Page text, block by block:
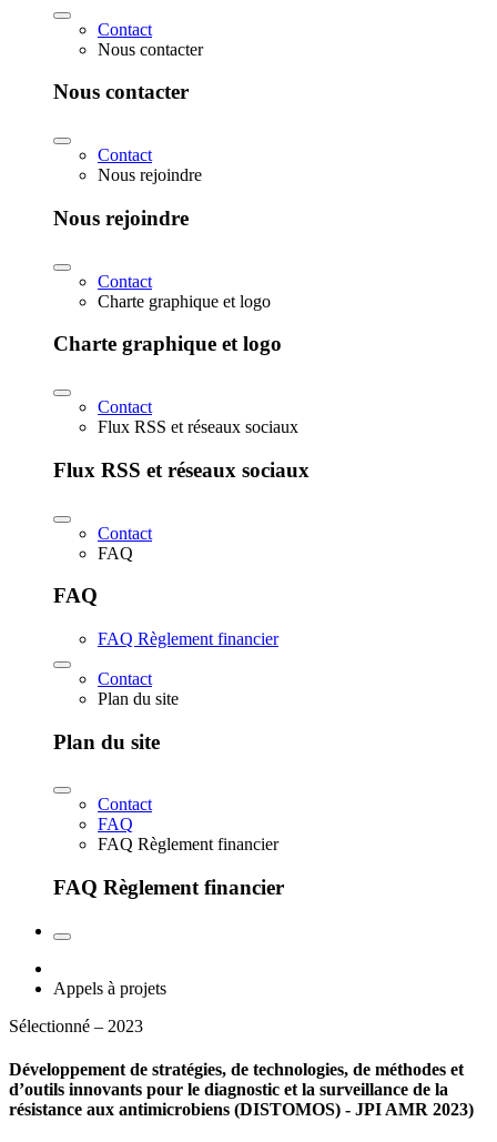
Contact
Nous contacter
Nous contacter
Contact
Nous rejoindre
Nous rejoindre
Contact
Charte graphique et logo
Charte graphique et logo
Contact
Flux RSS et réseaux sociaux
Flux RSS et réseaux sociaux
Contact
FAQ
FAQ
FAQ Règlement financier
Contact
Plan du site
Plan du site
Contact
FAQ
FAQ Règlement financier
FAQ Règlement financier
Appels à projets
Sélectionné – 2023
Développement de stratégies, de technologies, de méthodes et
d’outils innovants pour le diagnostic et la surveillance de la
résistance aux antimicrobiens (DISTOMOS) - JPI AMR 2023)